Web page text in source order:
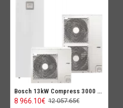
Bosch 13kW Compress 3000 AWS ar integrētu karstā ūdens tvertni 190L
8 966.10€ 12 057.65€